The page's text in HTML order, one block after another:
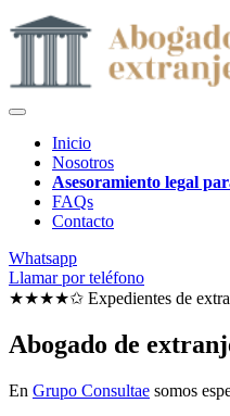
Inicio
Nosotros
Asesoramiento legal
FAQs
Contacto
Whatsapp
Llamar por teléfono
★★★★✩ Expedientes de
Abogado de
En Grupo Consultae somos